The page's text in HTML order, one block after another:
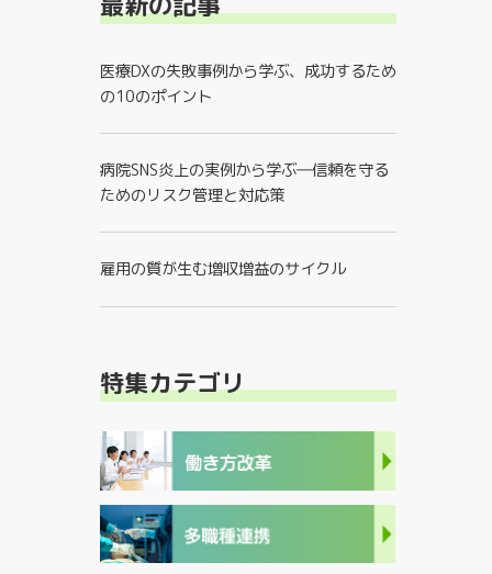
医療DXの失敗事例から学ぶ、成功するため
の10のポイント
病院SNS炎上の実例から学ぶ―信頼を守る
ためのリスク管理と対応策
雇用の質が生む増収増益のサイクル
特集カテゴリ